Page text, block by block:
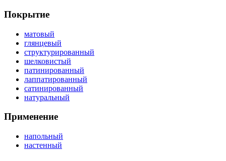
Покрытие
матовый
глянцевый
структурированный
шелковистый
патинированный
лаппатированный
сатинированный
натуральный
Применение
напольный
настенный